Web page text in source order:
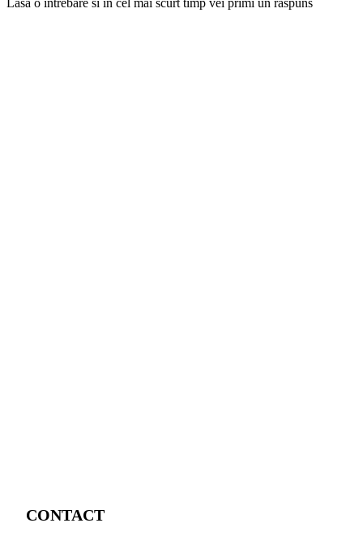
Lasa o intrebare si in cel mai scurt timp vei primi un raspuns
CONTACT